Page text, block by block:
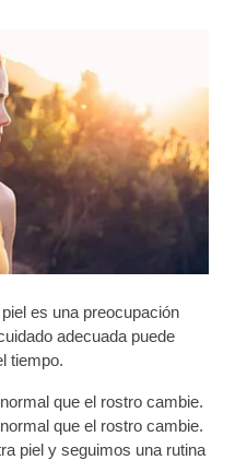
es una preocupación
adecuada puede
tiempo.
que el rostro cambie.
que el rostro cambie.
piel y seguimos una rutina